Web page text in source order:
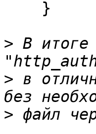
> В
> в
>